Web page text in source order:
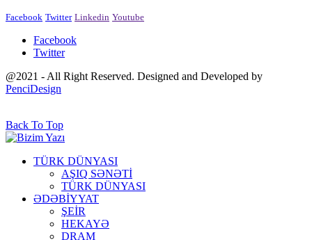
Facebook Twitter Linkedin Youtube
Facebook
Twitter
@2021 - All Right Reserved. Designed and Developed by
PenciDesign
Back To Top
TÜRK DÜNYASI
AŞIQ SƏNƏTİ
TÜRK DÜNYASI
ƏDƏBİYYAT
ŞEİR
HEKAYƏ
DRAM